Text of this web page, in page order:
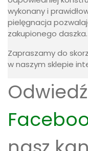
Zapraszamy do
w naszym sklepie
nasz
YouTube